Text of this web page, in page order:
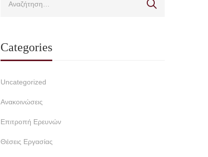
Categories
Uncategorized
Ανακοινώσεις
Επιτροπή Ερευνών
Θέσεις Εργασίας